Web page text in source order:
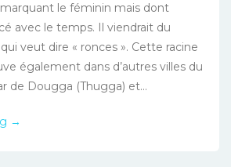
le féminin mais dont
avec le temps. Il viendrait du
veut dire « ronces ». Cette racine
également dans d’autres villes du
de Dougga (Thugga) et...
→